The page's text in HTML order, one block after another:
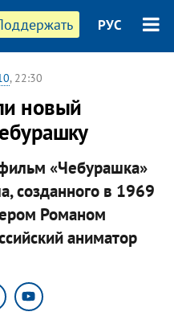
РУС
, 22:30
новый
«Чебурашка»
созданного в 1969
Романом
аниматор